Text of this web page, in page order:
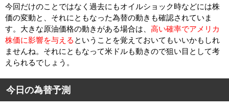
今回だけのことではなく過去にもオイルショック時などには株
価の変動と、それにともなった為替の動きも確認されていま
す。大きな原油価格の動きがある場合は、 高い確率でアメリカ
株価に影響を与える ということを覚えておいてもいいかもしれ
ませんね。それにともなって米ドルも動きので狙い目として考
えられるでしょう。
今日の為替予測